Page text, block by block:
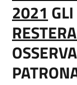
2021